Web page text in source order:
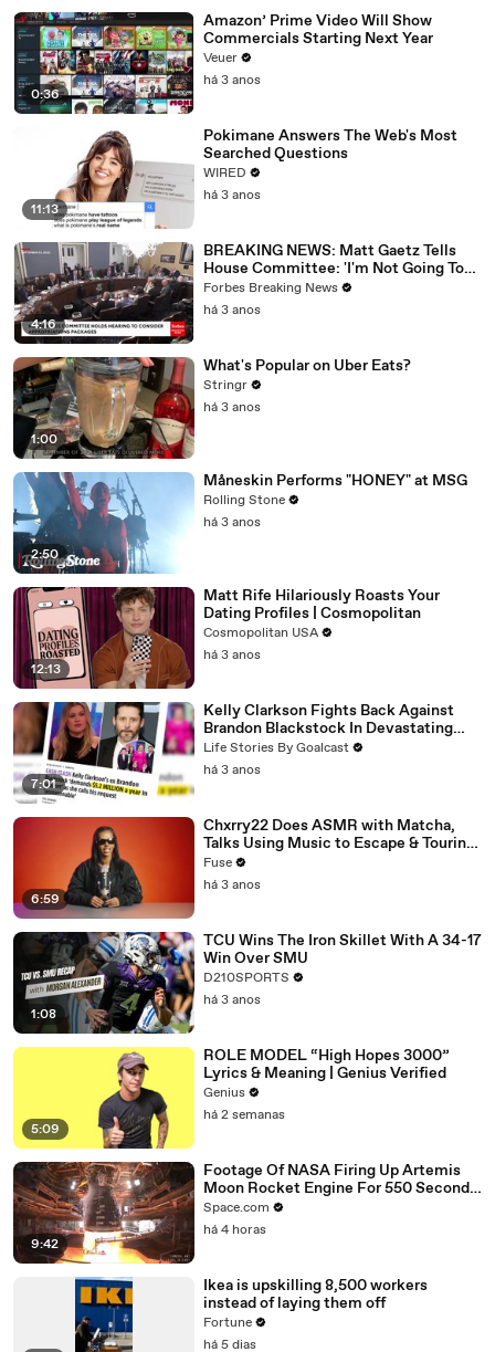
0:36
Amazon’ Prime Video Will Show
Commercials Starting Next Year
Veuer
há 3 anos
11:13
Pokimane Answers The Web's Most
Searched Questions
WIRED
há 3 anos
4:16
BREAKING NEWS: Matt Gaetz Tells
House Committee: 'I'm Not Going To
Vote For A Continuing Resolution'
Forbes Breaking News
há 3 anos
1:00
What's Popular on Uber Eats?
Stringr
há 3 anos
2:50
Måneskin Performs "HONEY" at MSG
Rolling Stone
há 3 anos
12:13
Matt Rife Hilariously Roasts Your
Dating Profiles | Cosmopolitan
Cosmopolitan USA
há 3 anos
7:01
Kelly Clarkson Fights Back Against
Brandon Blackstock In Devastating
Divorce Battle
Life Stories By Goalcast
há 3 anos
6:59
Chxrry22 Does ASMR with Matcha,
Talks Using Music to Escape & Touring
with The Weeknd
Fuse
há 3 anos
1:08
TCU Wins The Iron Skillet With A 34-17
Win Over SMU
D210SPORTS
há 3 anos
5:09
ROLE MODEL “High Hopes 3000”
Lyrics & Meaning | Genius Verified
Genius
há 2 semanas
9:42
Footage Of NASA Firing Up Artemis
Moon Rocket Engine For 550 Second
Test
Space.com
há 4 horas
Ikea is upskilling 8,500 workers
instead of laying them off
Fortune
há 5 dias